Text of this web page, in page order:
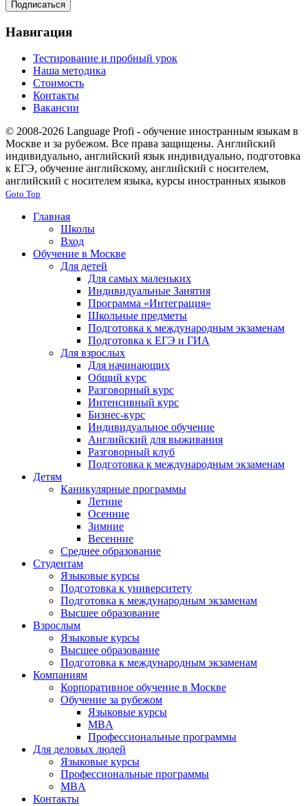
Навигация
Тестирование и пробный урок
Наша методика
Стоимость
Контакты
Вакансии
© 2008-2026 Language Profi - обучение иностранным языкам в
Москве и за рубежом. Все права защищены. Английский
индивидуально, английский язык индивидуально, подготовка
к ЕГЭ, обучение английскому, английский с носителем,
английский с носителем языка, курсы иностранных языков
Goto Top
Главная
Школы
Вход
Обучение в Москве
Для детей
Для самых маленьких
Индивидуальные Занятия
Программа «Интеграция»
Школьные предметы
Подготовка к международным экзаменам
Подготовка к ЕГЭ и ГИА
Для взрослых
Для начинающих
Общий курс
Разговорный курс
Интенсивный курс
Бизнес-курс
Индивидуальное обучение
Английский для выживания
Разговорный клуб
Подготовка к международным экзаменам
Детям
Каникулярные программы
Летние
Осенние
Зимние
Весенние
Среднее образование
Студентам
Языковые курсы
Подготовка к университету
Подготовка к международным экзаменам
Высшее образование
Взрослым
Языковые курсы
Высшее образование
Подготовка к международным экзаменам
Компаниям
Корпоративное обучение в Москве
Обучение за рубежом
Языковые курсы
MBA
Профессиональные программы
Для деловых людей
Языковые курсы
Профессиональные программы
MBA
Контакты